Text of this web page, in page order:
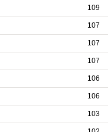
109
107
107
107
106
106
103